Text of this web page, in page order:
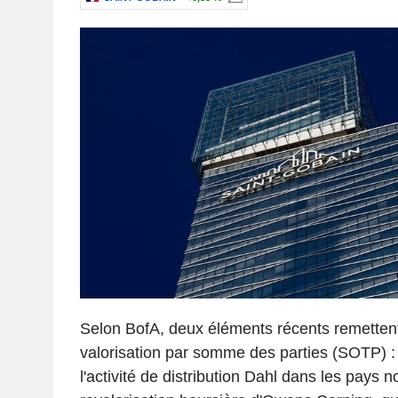
Selon BofA, deux éléments récents
valorisation par somme des parties (SOTP)
l'activité de distribution Dahl dans les pays